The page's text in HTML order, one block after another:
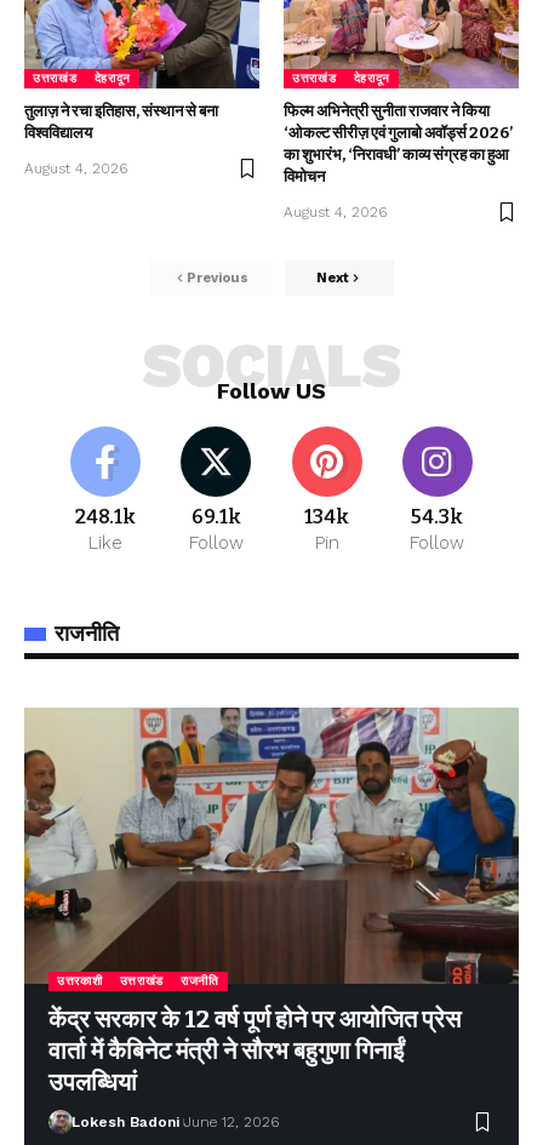
उत्तराखंड देहरादून
तुलाज़ ने रचा इतिहास, संस्थान से बना
विश्वविद्यालय
August 4, 2026
उत्तराखंड देहरादून
फिल्म अभिनेत्री सुनीता राजवार ने किया
‘ओकल्ट सीरीज़ एवं गुलाबो अवॉर्ड्स 2026’
का शुभारंभ, ‘निरावधी’ काव्य संग्रह का हुआ
विमोचन
August 4, 2026
Previous Next
Follow US
SOCIALS
248.1k
Like
69.1k
Follow
134k
Pin
54.3k
Follow
राजनीति
उत्तरकाशी उत्तराखंड राजनीति
केंद्र सरकार के 12 वर्ष पूर्ण होने पर आयोजित प्रेस
वार्ता में कैबिनेट मंत्री ने सौरभ बहुगुणा गिनाईं
उपलब्धियां
Lokesh Badoni June 12, 2026